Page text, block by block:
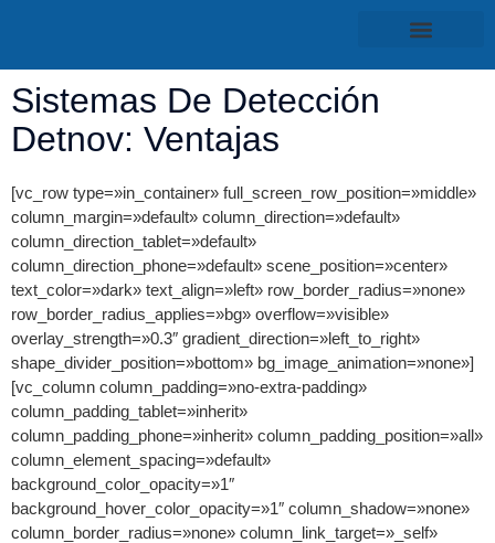
Sistemas De Detección
Detnov: Ventajas
[vc_row type=»in_container» full_screen_row_position=»middle»
column_margin=»default» column_direction=»default»
column_direction_tablet=»default»
column_direction_phone=»default» scene_position=»center»
text_color=»dark» text_align=»left» row_border_radius=»none»
row_border_radius_applies=»bg» overflow=»visible»
overlay_strength=»0.3″ gradient_direction=»left_to_right»
shape_divider_position=»bottom» bg_image_animation=»none»]
[vc_column column_padding=»no-extra-padding»
column_padding_tablet=»inherit»
column_padding_phone=»inherit» column_padding_position=»all»
column_element_spacing=»default»
background_color_opacity=»1″
background_hover_color_opacity=»1″ column_shadow=»none»
column_border_radius=»none» column_link_target=»_self»